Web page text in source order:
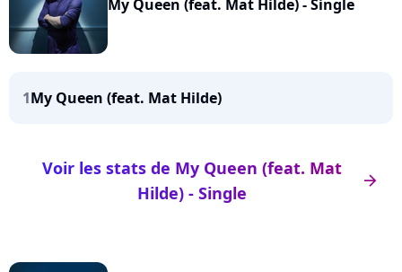
My Queen (feat. Mat Hilde) - Single
1My Queen (feat. Mat Hilde)
arrow_right
Voir les stats de My Queen (feat. Mat
Hilde) - Single